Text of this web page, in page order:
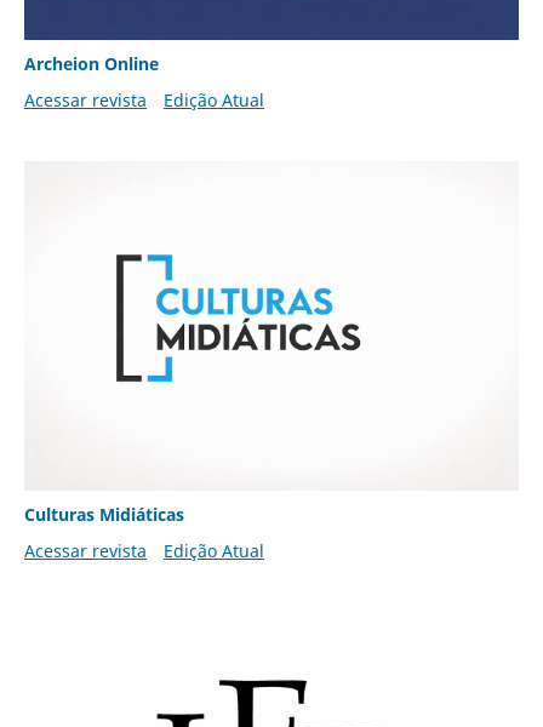
Archeion Online
Acessar revista
Edição Atual
Culturas Midiáticas
Acessar revista
Edição Atual